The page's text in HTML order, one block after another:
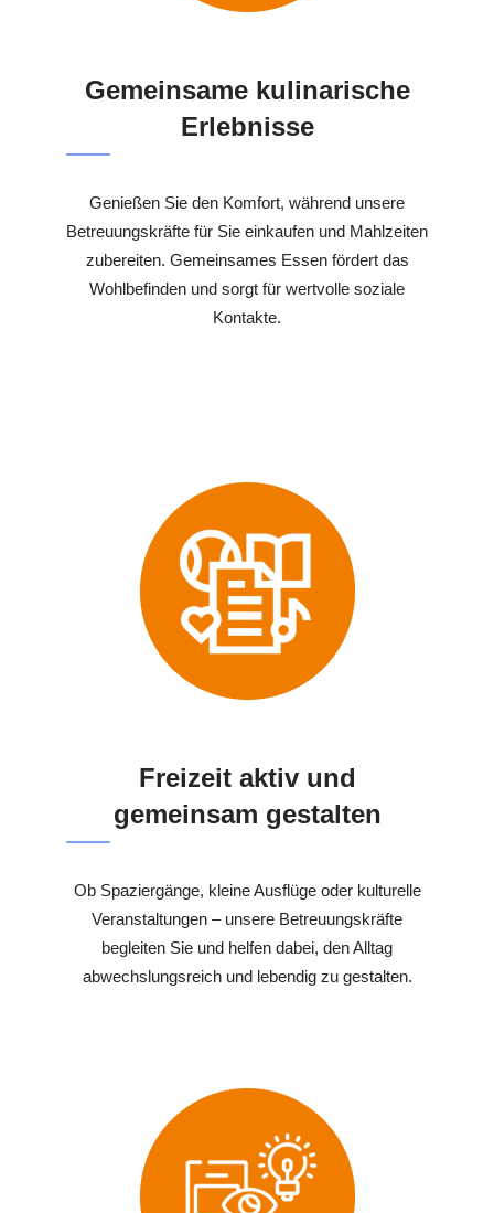
Gemeinsame kulinarische
Erlebnisse
Genießen Sie den Komfort, während unsere
Betreuungskräfte für Sie einkaufen und Mahlzeiten
zubereiten. Gemeinsames Essen fördert das
Wohlbefinden und sorgt für wertvolle soziale
Kontakte.
Freizeit aktiv und
gemeinsam gestalten
Ob Spaziergänge, kleine Ausflüge oder kulturelle
Veranstaltungen – unsere Betreuungskräfte
begleiten Sie und helfen dabei, den Alltag
abwechslungsreich und lebendig zu gestalten.